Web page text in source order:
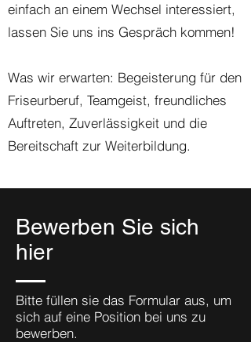
einfach an einem Wechsel interessiert,
lassen Sie uns ins Gespräch kommen!
Was wir erwarten: Begeisterung für den
Friseurberuf, Teamgeist, freundliches
Auftreten, Zuverlässigkeit und die
Bereitschaft zur Weiterbildung.
Bewerben Sie sich
hier
Bitte füllen sie das Formular aus, um
sich auf eine Position bei uns zu
bewerben.